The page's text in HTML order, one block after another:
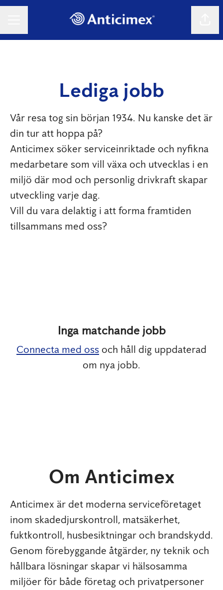
Lediga jobb
Vår resa tog sin början 1934. Nu kanske det är
din tur att hoppa på?
Anticimex söker serviceinriktade och nyfikna
medarbetare som vill växa och utvecklas i en
miljö där mod och personlig drivkraft skapar
utveckling varje dag.
Vill du vara delaktig i att forma framtiden
tillsammans med oss?
Inga matchande jobb
Connecta med oss och håll dig uppdaterad
om nya jobb.
Om Anticimex
Anticimex är det moderna serviceföretaget
inom skadedjurskontroll, matsäkerhet,
fuktkontroll, husbesiktningar och brandskydd.
Genom förebyggande åtgärder, ny teknik och
hållbara lösningar skapar vi hälsosamma
miljöer för både företag och privatpersoner